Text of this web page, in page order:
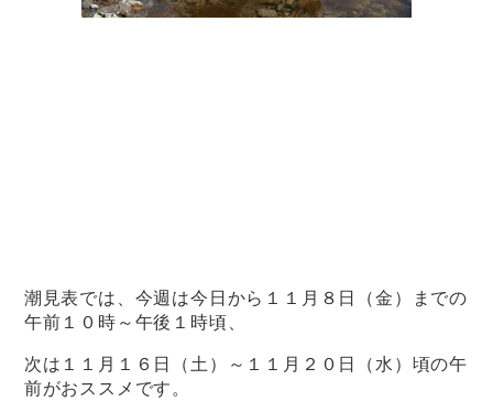
潮見表では、今週は今日から１１月８日（金）までの
午前１０時～午後１時頃、
次は１１月１６日（土）～１１月２０日（水）頃の午
前がおススメです。